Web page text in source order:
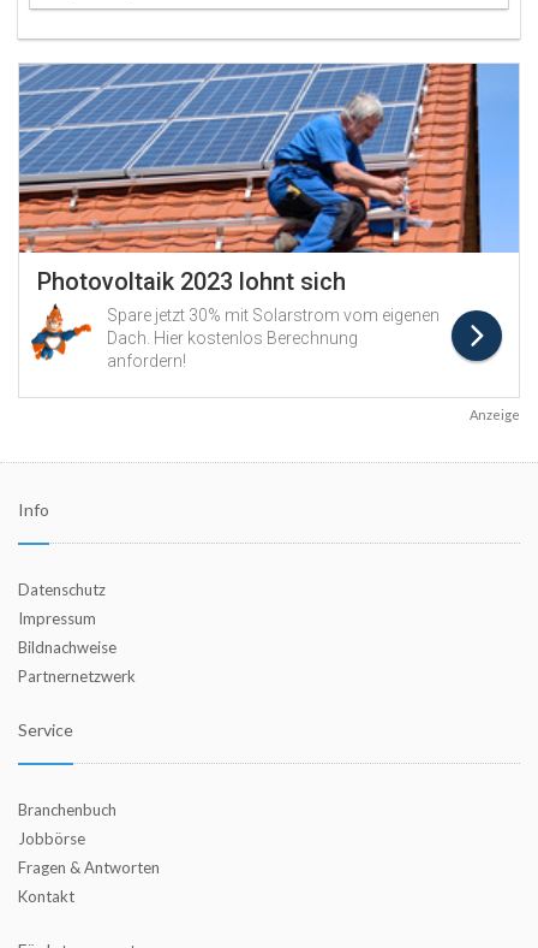
Anzeige
Info
Datenschutz
Impressum
Bildnachweise
Partnernetzwerk
Service
Branchenbuch
Jobbörse
Fragen & Antworten
Kontakt